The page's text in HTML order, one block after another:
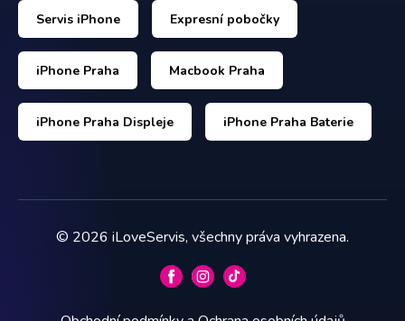
Servis iPhone Expresní pobočky
iPhone Praha Macbook Praha
iPhone Praha Displeje iPhone Praha Baterie
© 2026 iLoveServis, všechny práva vyhrazena.